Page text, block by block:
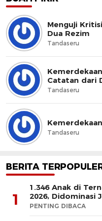
Menguji
Dua Rezim
Tandaseru
Catatan dari
Tandaseru
Tandaseru
BERITA
1
1.346 Anak di
2026, Didominasi
PENTING DIBACA